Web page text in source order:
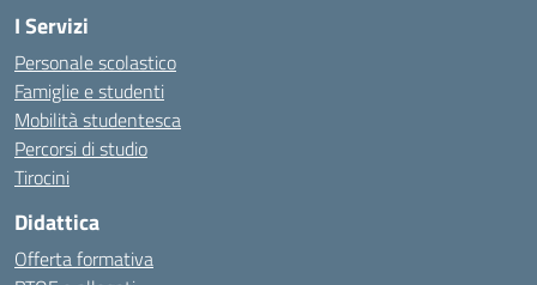
I Servizi
Personale scolastico
Famiglie e studenti
Mobilità studentesca
Percorsi di studio
Tirocini
Didattica
Offerta formativa